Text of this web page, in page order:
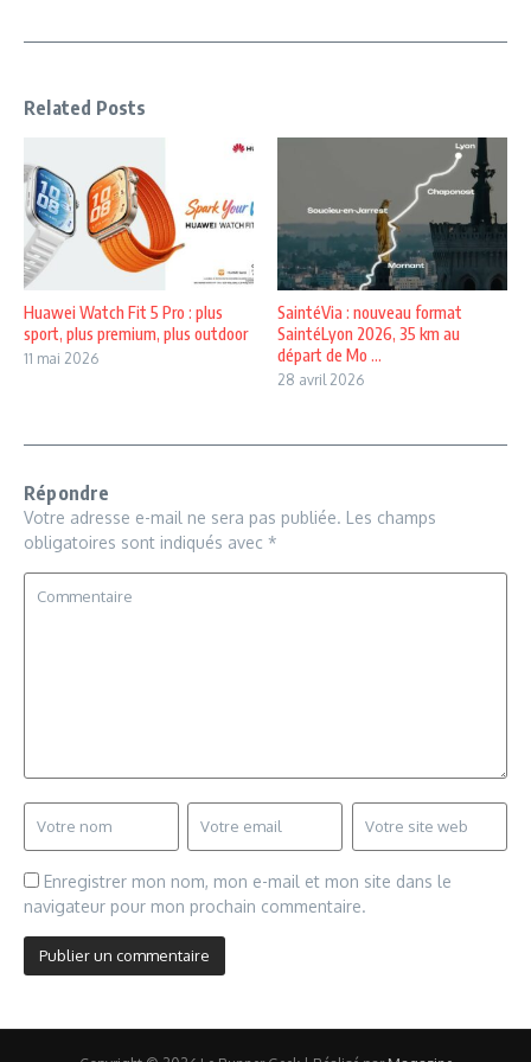
Related Posts
Huawei Watch Fit 5 Pro : plus
sport, plus premium, plus outdoor
11 mai 2026
SaintéVia : nouveau format
SaintéLyon 2026, 35 km au
départ de Mo ...
28 avril 2026
Répondre
Votre adresse e-mail ne sera pas publiée. Les champs
obligatoires sont indiqués avec *
Enregistrer mon nom, mon e-mail et mon site dans le
navigateur pour mon prochain commentaire.